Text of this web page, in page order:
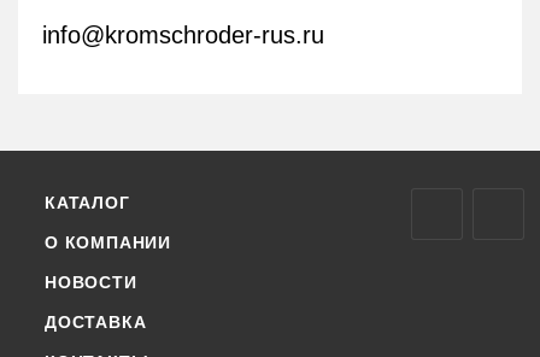
info@kromschroder-rus.ru
КАТАЛОГ
О КОМПАНИИ
НОВОСТИ
ДОСТАВКА